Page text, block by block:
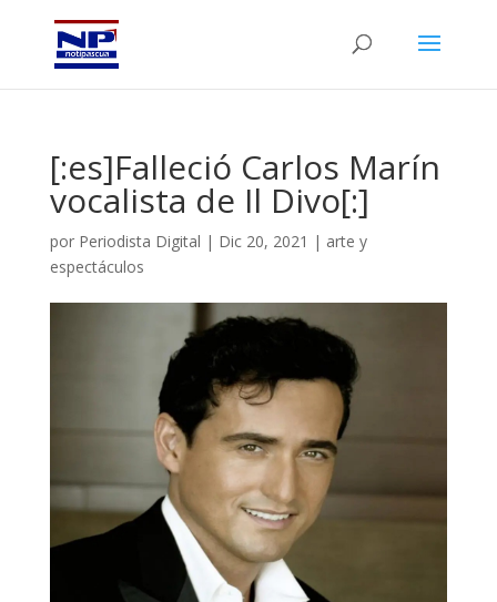
[:es]Falleció Carlos Marín
vocalista de Il Divo[:]
por Periodista Digital | Dic 20, 2021 | arte y
espectáculos